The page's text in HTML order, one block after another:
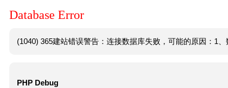
Database Error
(1040) 365建站错误警告：连接数据库失败，可能的原因：1
PHP Debug